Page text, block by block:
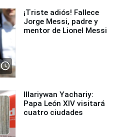
access_time
¡Triste adiós! Fallece
Jorge Messi, padre y
mentor de Lionel Messi
Illariywan Yachariy:
Papa León XIV visitará
cuatro ciudades